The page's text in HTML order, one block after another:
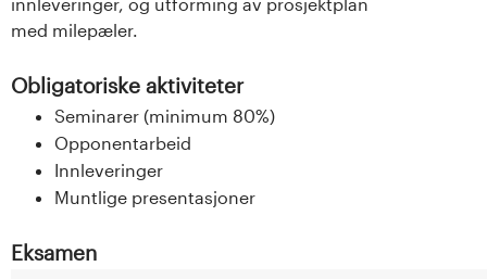
med milepæler.
Obligatoriske aktiviteter
Seminarer (minimum 80%)
Opponentarbeid
Innleveringer
Muntlige presentasjoner
Eksamen